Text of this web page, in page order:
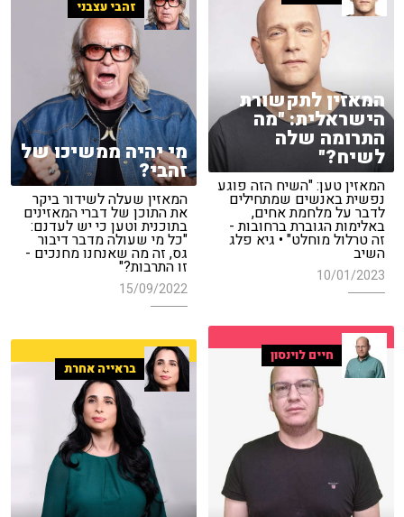
המאזין לתקשורת
הישראלית: "מה
התרומה שלה
לשיח?"
המאזין טען: "השיח הזה פוגע
נפשית באנשים שמתחילים
לדבר על מלחמת אחים,
באלימות הגוברת ברחובות -
זה טרלול מוחלט" • גיא פלג
השיב
10/01/2023
זהבי עצבני
מי יהיה ממשיכו של
זהבי?
המאזין שעלה לשידור ביקר
את התוכן של דברי המאזינים
בתוכנית וטען כי יש לעדנם:
"כל מי שעולה מדבר דיבור
גס, זה מה שאנחנו מחנכים -
זו התרבות?"
15/09/2022
חיים לוינסון
בראייה אחרת